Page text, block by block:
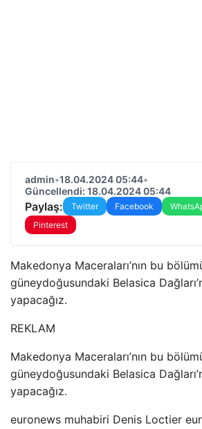
admin•18.04.2024 05:44•
Güncellendi: 18.04.2024 05:44
Paylaş: Twitter Facebook
Pinterest
Makedonya Maceraları’nın bu
güneydoğusundaki Belasica
yapacağız.
REKLAM
Makedonya Maceraları’nın bu
güneydoğusundaki Belasica
yapacağız.
euronews muhabiri Denis Loctier